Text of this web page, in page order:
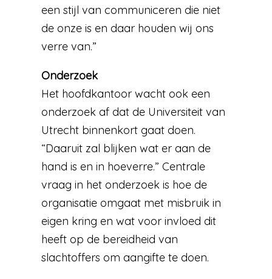
een stijl van communiceren die niet
de onze is en daar houden wij ons
verre van.”
Onderzoek
Het hoofdkantoor wacht ook een
onderzoek af dat de Universiteit van
Utrecht binnenkort gaat doen.
“Daaruit zal blijken wat er aan de
hand is en in hoeverre.” Centrale
vraag in het onderzoek is hoe de
organisatie omgaat met misbruik in
eigen kring en wat voor invloed dit
heeft op de bereidheid van
slachtoffers om aangifte te doen.